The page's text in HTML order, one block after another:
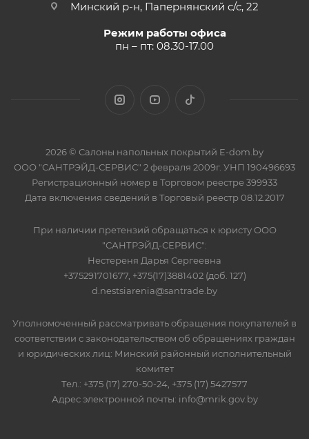
Минский р-н, Папернянский с/с, 22
Режим работы офиса
пн – пт: 08.30-17.00
2026 © Салоны напольных покрытий E-dom.by
ООО "САНТРЭЙД-СЕРВИС" 2 февраля 2009г. УНП 190496693
Регистрационный номер в Торговом реестре 399933
Дата включения сведений в Торговый реестр 08.12.2017
При наличии претензий обращаться к юристу ООО
"САНТРЭЙД-СЕРВИС":
Нестереня Дарья Сергеевна
+375291701677, +375(17)3881402 (доб. 127)
d.nestsiarenia@santrade.by
Уполномоченный рассматривать обращения покупателей в
соответствии с законодательством об обращениях граждан
и юридических лиц: Минский районный исполнительный
комитет
Тел.: +375 (17) 270-50-24, +375 (17) 5427577
Адрес электронной почты: info@mrik.gov.by